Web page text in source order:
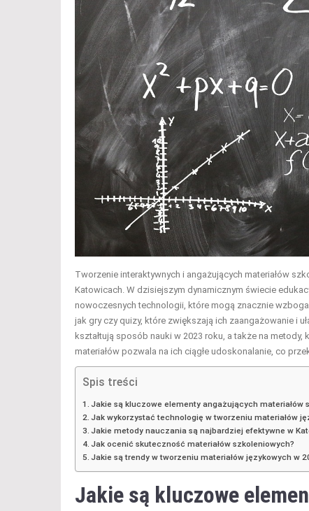
Tworzenie interaktywnych i angażujących materiałów
Katowicach. W dzisiejszym dynamicznym świecie
nowoczesnych technologii, które mogą znacznie
jak gry czy quizy, które zwiększają ich zaangażowanie i
kształtują sposób nauki w 2023 roku, a także na
materiałów pozwala na ich ciągłe udoskonalanie, co
Spis treści
Jakie są kluczowe elementy angażujących materiałów
Jak wykorzystać technologię w tworzeniu materiałów
Jakie metody nauczania są najbardziej efektywne w
Jak ocenić skuteczność materiałów szkoleniowych?
Jakie są trendy w tworzeniu materiałów językowych w
Jakie są kluczowe